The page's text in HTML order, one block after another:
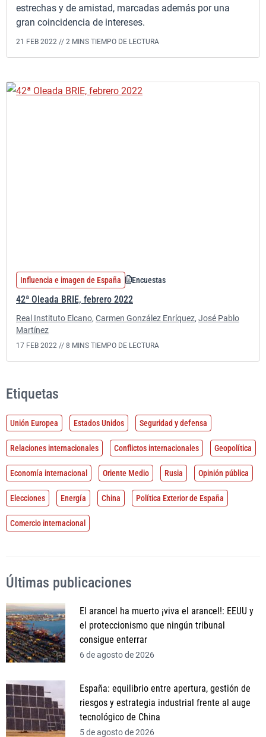
estrechas y de amistad, marcadas además por una
gran coincidencia de intereses.
21 FEB 2022 // 2 MINS TIEMPO DE LECTURA
Influencia e imagen de España Encuestas
42ª Oleada BRIE, febrero 2022
Real Instituto Elcano, Carmen González Enríquez, José Pablo
Martínez
17 FEB 2022 // 8 MINS TIEMPO DE LECTURA
Etiquetas
Unión Europea Estados Unidos Seguridad y defensa
Relaciones internacionales Conflictos internacionales Geopolítica
Economía internacional Oriente Medio Rusia Opinión pública
Elecciones Energía China Política Exterior de España
Comercio internacional
Últimas publicaciones
El arancel ha muerto ¡viva el arancel!: EEUU y
el proteccionismo que ningún tribunal
consigue enterrar
6 de agosto de 2026
España: equilibrio entre apertura, gestión de
riesgos y estrategia industrial frente al auge
tecnológico de China
5 de agosto de 2026